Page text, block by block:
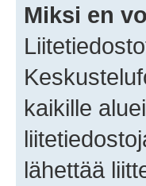
Miksi en
kaikille
lähettää